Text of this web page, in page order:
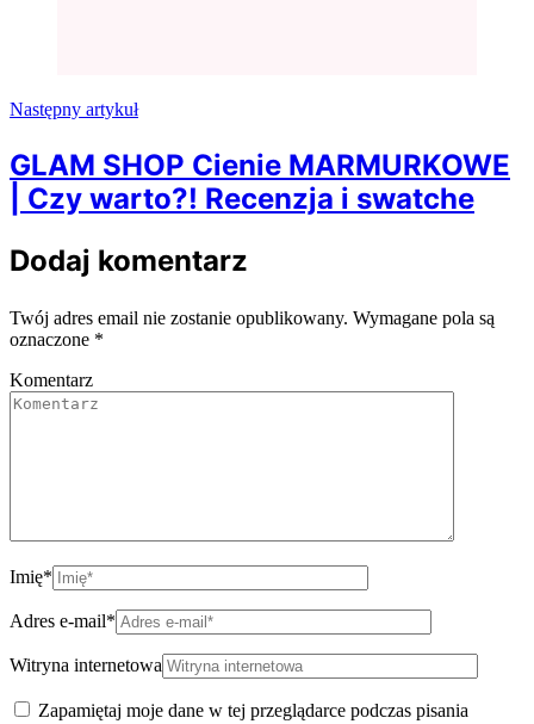
Następny artykuł
GLAM SHOP Cienie MARMURKOWE
| Czy warto?! Recenzja i swatche
Dodaj komentarz
Twój adres email nie zostanie opublikowany. Wymagane pola są
oznaczone *
Komentarz
Imię*
Adres e-mail*
Witryna internetowa
Zapamiętaj moje dane w tej przeglądarce podczas pisania